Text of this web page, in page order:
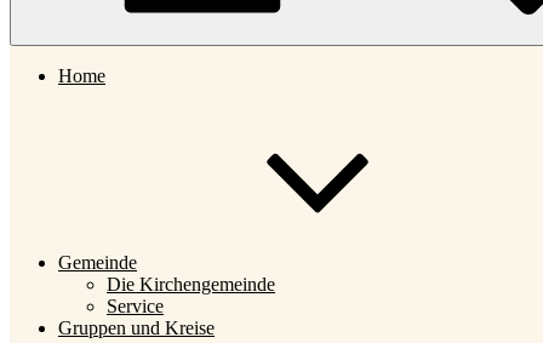
Home
Gemeinde
Die Kirchengemeinde
Service
Gruppen und Kreise